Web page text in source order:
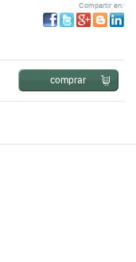
Compartir en:
comprar